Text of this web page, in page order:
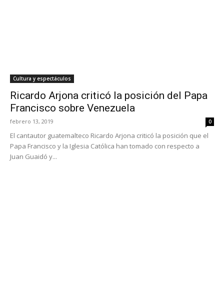
Cultura y espectáculos
Ricardo Arjona criticó la posición del Papa
Francisco sobre Venezuela
febrero 13, 2019 0
El cantautor guatemalteco Ricardo Arjona criticó la posición que el
Papa Francisco y la Iglesia Católica han tomado con respecto a
Juan Guaidó y...